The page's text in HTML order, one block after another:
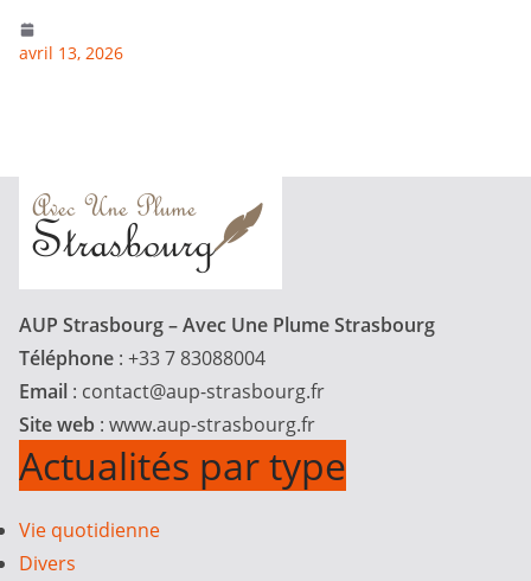
avril 13, 2026
AUP Strasbourg – Avec Une Plume Strasbourg
Téléphone : +33 7 83088004
Email : contact@aup-strasbourg.fr
Site web : www.aup-strasbourg.fr
Actualités par type
Vie quotidienne
Divers